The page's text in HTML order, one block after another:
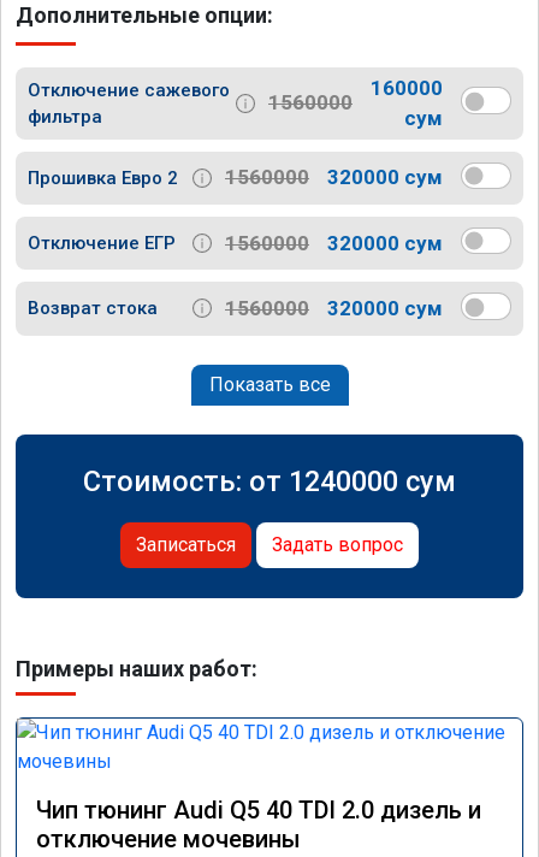
Дополнительные опции:
Отключение сажевого
фильтра
1560000
160000
сум
Прошивка Евро 2 1560000 320000 сум
Отключение ЕГР 1560000 320000 сум
Возврат стока 1560000 320000 сум
Показать все
Стоимость: от 1240000 сум
Записаться Задать вопрос
Примеры наших работ:
Чип тюнинг Audi Q5 40 TDI 2.0 дизель и
отключение мочевины